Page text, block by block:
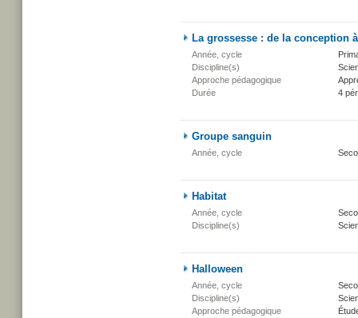
La grossesse : de la conception
Année, cycle
Discipline(s)
Approche pédagogique
Durée
4
Groupe sanguin
Année, cycle
Habitat
Année, cycle
Discipline(s)
Halloween
Année, cycle
Discipline(s)
Approche pédagogique